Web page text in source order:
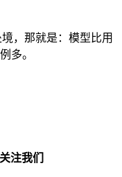
，那就是：模型比用
多。
注我们